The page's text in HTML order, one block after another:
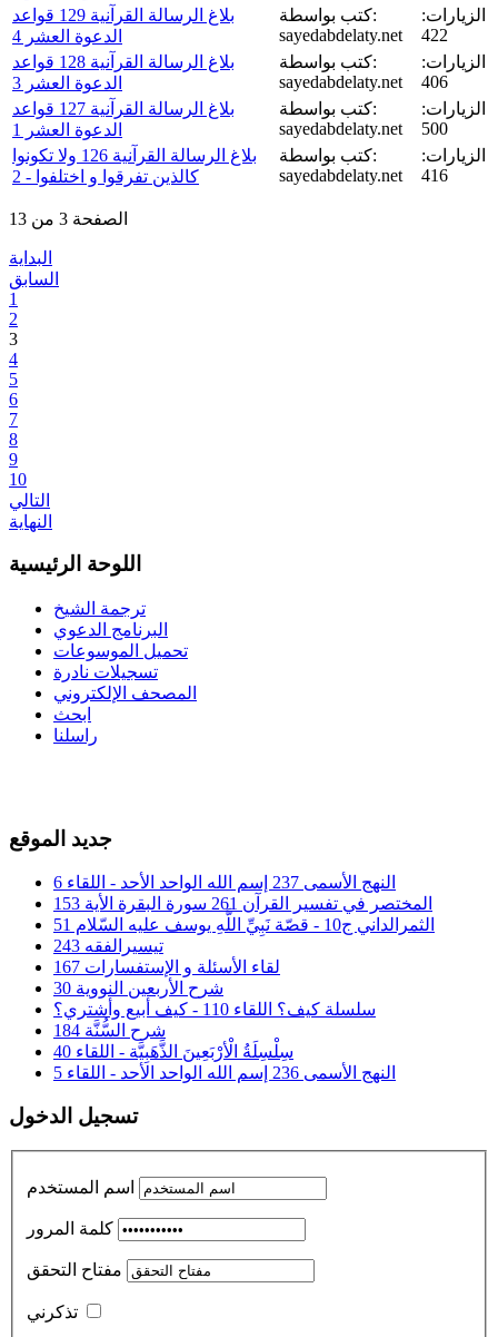
بلاغ الرسالة القرآنية 129 قواعد
الدعوة العشر 4
كتب بواسطة:
sayedabdelaty.net
الزيارات:
422
بلاغ الرسالة القرآنية 128 قواعد
الدعوة العشر 3
كتب بواسطة:
sayedabdelaty.net
الزيارات:
406
بلاغ الرسالة القرآنية 127 قواعد
الدعوة العشر 1
كتب بواسطة:
sayedabdelaty.net
الزيارات:
500
بلاغ الرسالة القرآنية 126 ولا تكونوا
كالذين تفرقوا و اختلفوا - 2
كتب بواسطة:
sayedabdelaty.net
الزيارات:
416
الصفحة 3 من 13
البداية
السابق
1
2
3
4
5
6
7
8
9
10
التالي
النهاية
اللوحة الرئيسية
ترجمة الشيخ
البرنامج الدعوي
تحميل الموسوعات
تسجيلات نادرة
المصحف الإلكتروني
ابحث
راسلنا
جديد الموقع
النهج الأسمى 237 إسم الله الواحد الأحد - اللقاء 6
المختصر في تفسير القرآن 261 سورة البقرة الأية 153
الثمرالداني ج10 - قصّة نَبِيِّ اللَّهِ يوسف عليه السّلام 51
تيسيرالفقه 243
لقاء الأسئلة و الإستفسارات 167
شرح الأربعين النووية 30
سلسلة كيف؟ اللقاء 110 - كيف أبيع وأشتري؟
شرح السُّنَّة 184
سِلْسِلَةُ الْأرْبَعِينَ الذَّهَبِيَّة - اللقاء 40
النهج الأسمى 236 إسم الله الواحد الأحد - اللقاء 5
تسجيل الدخول
اسم المستخدم
كلمة المرور
مفتاح التحقق
تذكرني